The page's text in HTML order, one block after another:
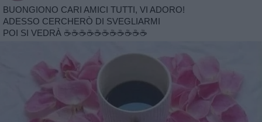
BUONGIONO CARI AMICI TUTTI, VI ADORO!
ADESSO CERCHERÒ DI SVEGLIARMI
POI SI VEDRÀ ☕️☕️☕️☕️☕️☕️☕️☕️☕️☕️☕️